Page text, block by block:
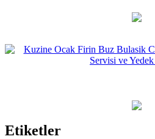
Etiketler